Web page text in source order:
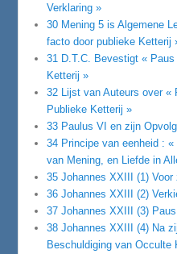
Verklaring »
30 Mening 5 is Algemene
facto door publieke Ketterij
31 D.T.C. Bevestigt «
Ketterij »
32 Lijst van Auteurs over «
Publieke Ketterij »
33 Paulus VI en zijn
34 Principe van eenheid :
van Mening, en Liefde in
35 Johannes XXIII (1)
36 Johannes XXIII (2)
37 Johannes XXIII (3)
38 Johannes XXIII (4) Na
Beschuldiging van Occulte